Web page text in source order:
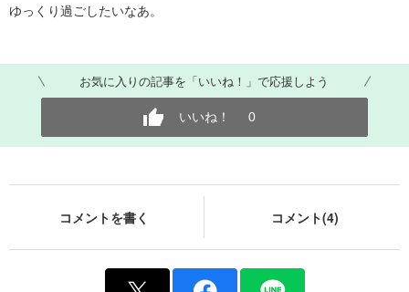
ゆっくり過ごしたいなあ。
お気に入りの記事を「いいね！」で応援しよう
いいね！ 0
コメントを書く コメント(4)